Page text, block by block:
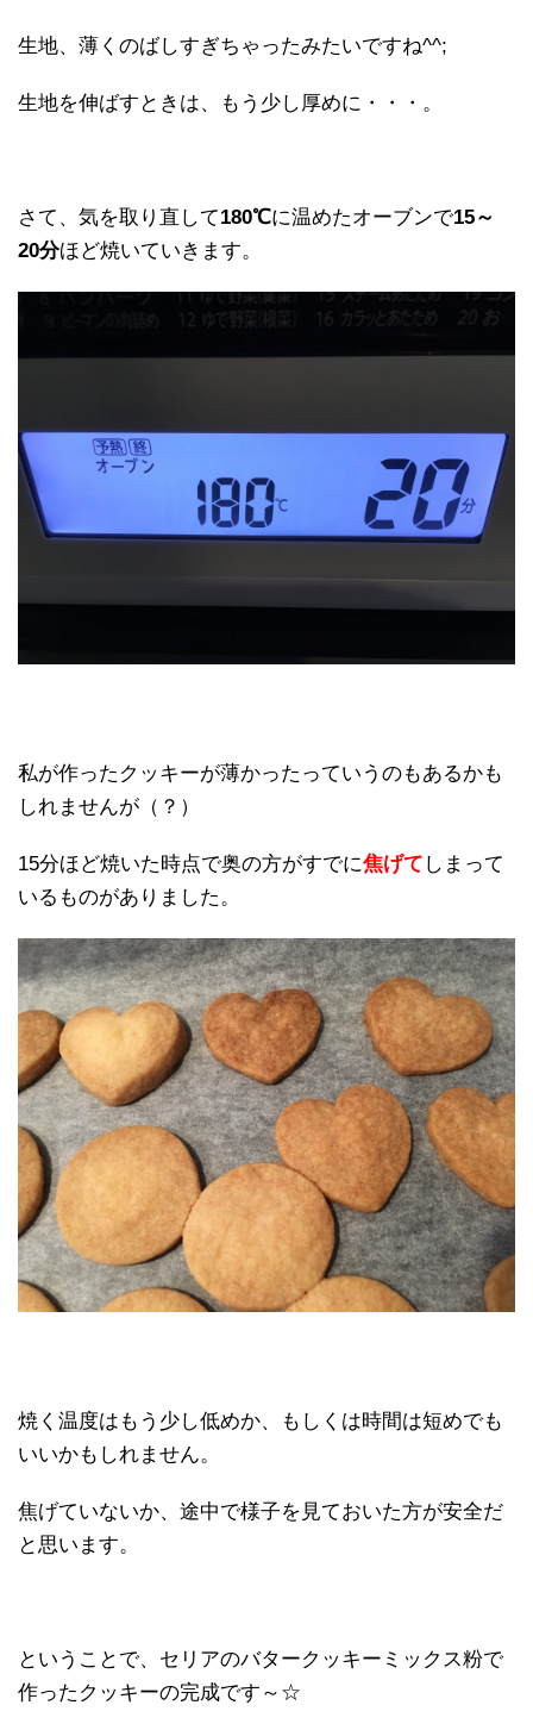
生地、薄くのばしすぎちゃったみたいですね^^;
生地を伸ばすときは、もう少し厚めに・・・。
さて、気を取り直して180℃に温めたオーブンで15～
20分ほど焼いていきます。
私が作ったクッキーが薄かったっていうのもあるかも
しれませんが（？）
15分ほど焼いた時点で奥の方がすでに焦げて しまって
いるものがありました。
焼く温度はもう少し低めか、もしくは時間は短めでも
いいかもしれません。
焦げていないか、途中で様子を見ておいた方が安全だ
と思います。
ということで、セリアのバタークッキーミックス粉で
作ったクッキーの完成です～☆